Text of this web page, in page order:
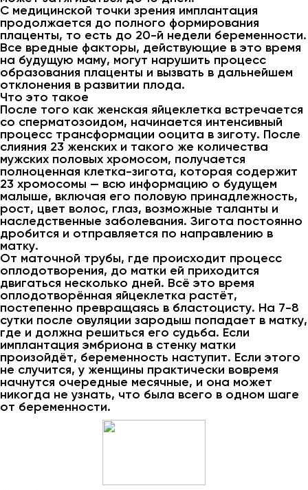
С медицинской точки зрения имплантация
продолжается до полного формирования
плаценты, то есть до 20-й недели беременности.
Все вредные факторы, действующие в это время
на будущую маму, могут нарушить процесс
образования плаценты и вызвать в дальнейшем
отклонения в развитии плода.
Что это такое
После того как женская яйцеклетка встречается
со сперматозоидом, начинается интенсивный
процесс трансформации ооцита в зиготу. После
слияния 23 женских и такого же количества
мужских половых хромосом, получается
полноценная клетка-зигота, которая содержит
23 хромосомы — всю информацию о будущем
малыше, включая его половую принадлежность,
рост, цвет волос, глаз, возможные таланты и
наследственные заболевания. Зигота постоянно
дробится и отправляется по направлению в
матку.
От маточной трубы, где происходит процесс
оплодотворения, до матки ей приходится
двигаться несколько дней. Всё это время
оплодотворённая яйцеклетка растёт,
постепенно превращаясь в бластоцисту. На 7-8
сутки после овуляции зародыш попадает в матку,
где и должна решиться его судьба. Если
имплантация эмбриона в стенку матки
произойдёт, беременность наступит. Если этого
не случится, у женщины практически вовремя
начнутся очередные месячные, и она может
никогда не узнать, что была всего в одном шаге
от беременности.